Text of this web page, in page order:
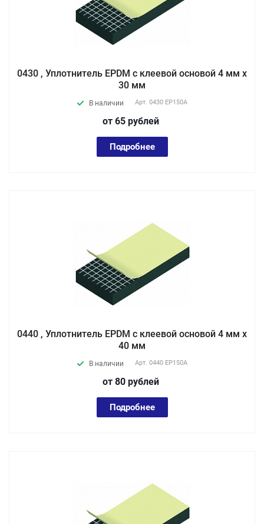
0430 , Уплотнитель EPDM с клеевой основой 4 мм х
30 мм
В наличии Арт. 0430 EP150А
от 65 рублей
Подробнее
0440 , Уплотнитель EPDM с клеевой основой 4 мм х
40 мм
В наличии Арт. 0440 EP150А
от 80 рублей
Подробнее